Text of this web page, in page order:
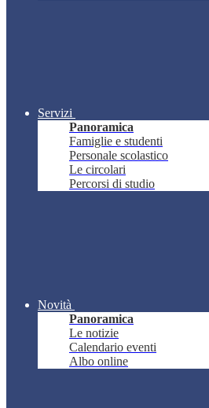
Servizi
Panoramica
Famiglie e studenti
Personale scolastico
Le circolari
Percorsi di studio
Novità
Panoramica
Le notizie
Calendario eventi
Albo online